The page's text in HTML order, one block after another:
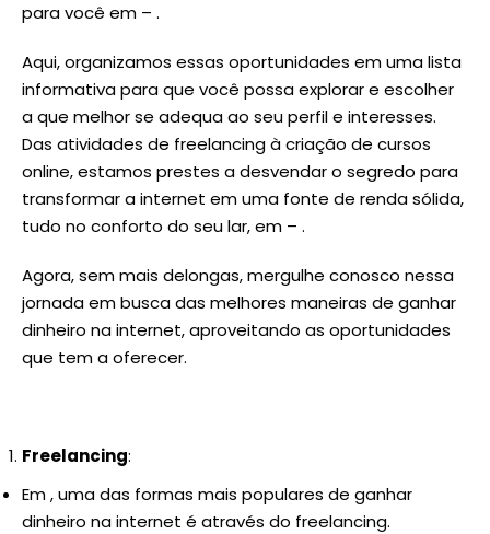
para você em – .
Aqui, organizamos essas oportunidades em uma lista
informativa para que você possa explorar e escolher
a que melhor se adequa ao seu perfil e interesses.
Das atividades de freelancing à criação de cursos
online, estamos prestes a desvendar o segredo para
transformar a internet em uma fonte de renda sólida,
tudo no conforto do seu lar, em – .
Agora, sem mais delongas, mergulhe conosco nessa
jornada em busca das melhores maneiras de ganhar
dinheiro na internet, aproveitando as oportunidades
que tem a oferecer.
Freelancing:
Em , uma das formas mais populares de ganhar
dinheiro na internet é através do freelancing.